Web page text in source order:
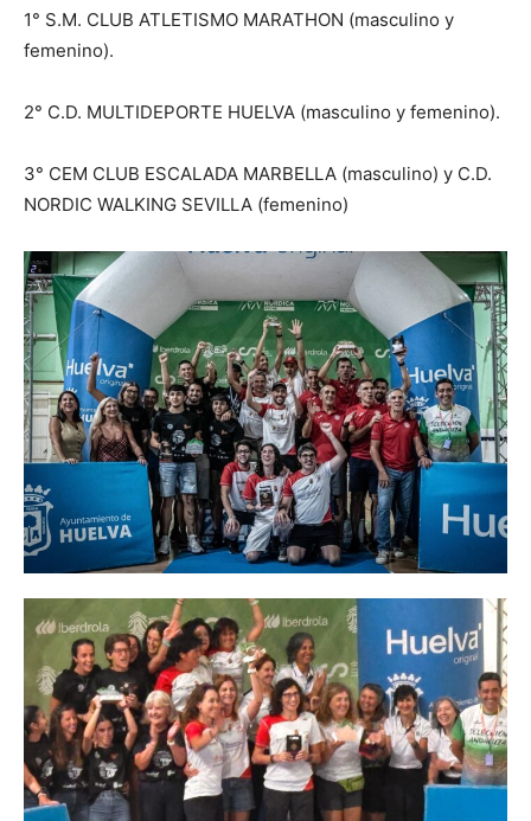
1° S.M. CLUB ATLETISMO MARATHON (masculino y
femenino).
2° C.D. MULTIDEPORTE HUELVA (masculino y femenino).
3° CEM CLUB ESCALADA MARBELLA (masculino) y C.D.
NORDIC WALKING SEVILLA (femenino)